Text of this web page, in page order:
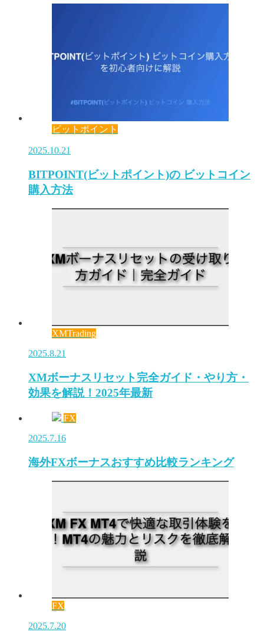
ビットポイント
2025.10.21
BITPOINT(ビットポイント)の ビットコイン
購入方法
XMTrading
2025.8.21
XMボーナスリセット完全ガイド・やり方・
効果を解説！2025年最新
FX
2025.7.16
海外FXボーナスおすすめ比較ランキング
FX
2025.7.20